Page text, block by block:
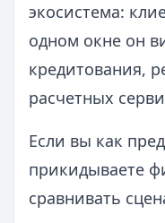
экосистема:
одном окне он
кредитования,
расчетных
Если вы как
прикидываете
сравнивать